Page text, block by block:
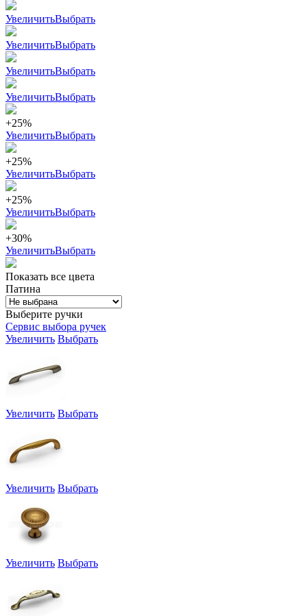
УвеличитьВыбрать
УвеличитьВыбрать
УвеличитьВыбрать
УвеличитьВыбрать
+25%
УвеличитьВыбрать
+25%
УвеличитьВыбрать
+25%
УвеличитьВыбрать
+30%
УвеличитьВыбрать
Показать все цвета
Патина
Выберите ручки
Сервис выбора ручек
Увеличить Выбрать
Увеличить Выбрать
Увеличить Выбрать
Увеличить Выбрать